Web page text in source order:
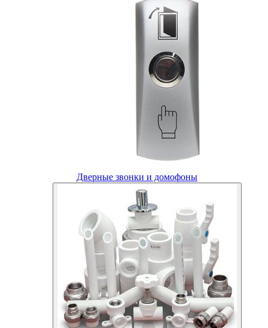
Дверные звонки и домофоны